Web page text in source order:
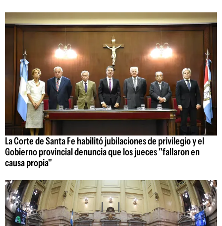
La Corte de Santa Fe habilitó jubilaciones de privilegio y el
Gobierno provincial denuncia que los jueces "fallaron en
causa propia"